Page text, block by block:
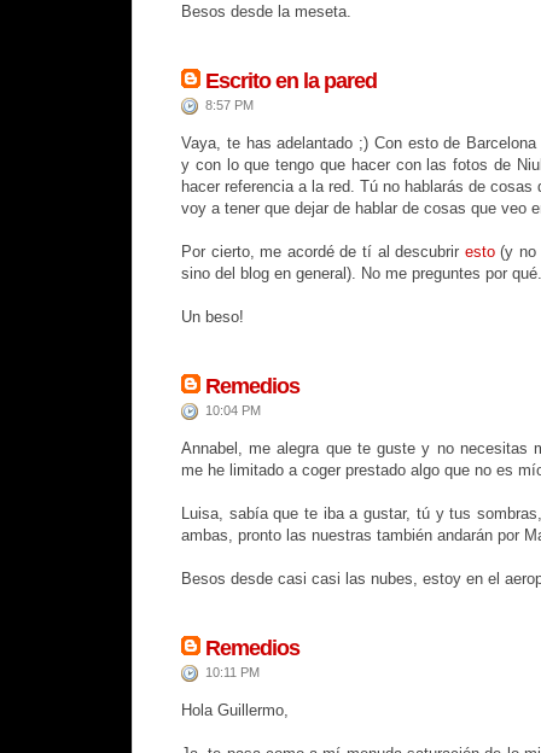
Besos desde la meseta.
Escrito en la pared
8:57 PM
Vaya, te has adelantado ;) Con esto de
y con lo que tengo que hacer con las fotos de
hacer referencia a la red. Tú no hablarás de
voy a tener que dejar de hablar de cosas que veo
Por cierto, me acordé de tí al descubrir esto(y no
sino del blog en general). No me preguntes por
Un beso!
Remedios
10:04 PM
Annabel, me alegra que te guste y no necesitas
me he limitado a coger prestado algo que no es
Luisa, sabía que te iba a gustar, tú y tus
ambas, pronto las nuestras también andarán por
Besos desde casi casi las nubes, estoy en el
Remedios
10:11 PM
Hola Guillermo,